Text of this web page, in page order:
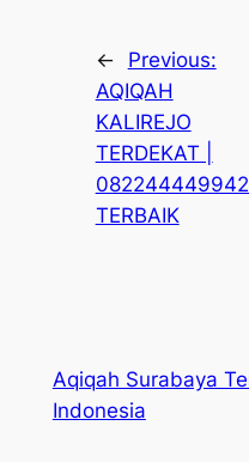
←
Previous:
AQIQAH
KALIREJO
TERDEKAT |
082244449942 |
TERBAIK
Aqiqah Surabaya
Indonesia